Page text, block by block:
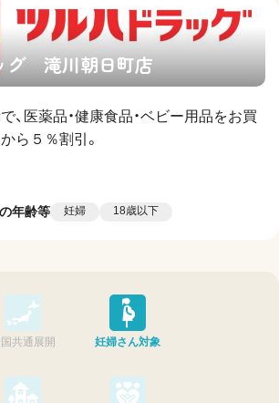
グ 滝川朝日町店
、医薬品・健康食品・ベビー用品をお買
ら５％割引。
年齢等 妊婦 18歳以下
共通展開 妊婦さん対象